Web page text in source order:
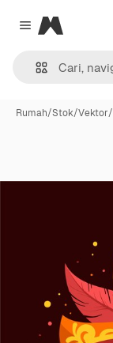
Close menu
Magnific
Rumah/Stok/Vektor/